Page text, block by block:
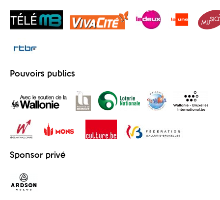
Pouvoirs publics
Sponsor privé